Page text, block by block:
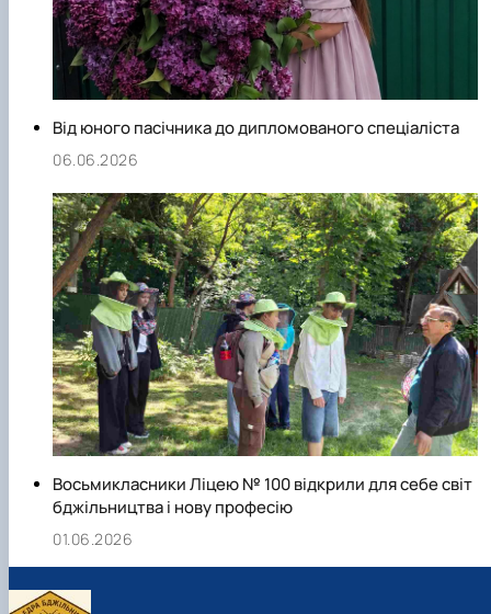
Від юного пасічника до дипломованого спеціаліста
06.06.2026
Восьмикласники Ліцею № 100 відкрили для себе світ
бджільництва і нову професію
01.06.2026